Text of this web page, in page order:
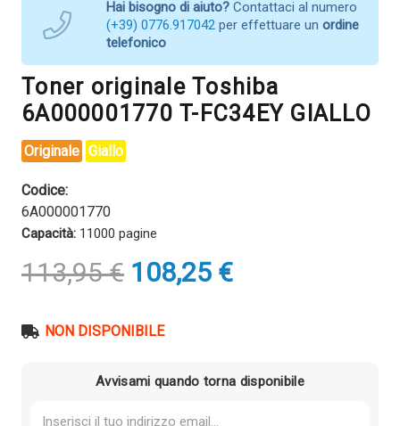
Hai bisogno di aiuto? Contattaci al numero
(+39) 0776.917042 per effettuare un ordine
telefonico
Toner originale Toshiba
6A000001770 T-FC34EY GIALLO
Originale Giallo
Codice:
6A000001770
Capacità: 11000 pagine
113,95€ Il
prezzo
era:
108,25 €Il
prezzo
NON DISPONIBILE
Avvisami quando torna disponibile